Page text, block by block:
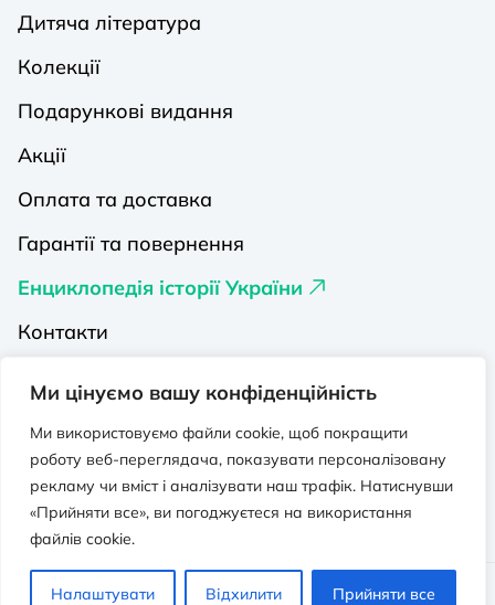
Ми цінуємо вашу конфіденційність
Ми використовуємо файли cookie, щоб покращити
роботу веб-переглядача, показувати персоналізовану
рекламу чи вміст і аналізувати наш трафік. Натиснувши
«Прийняти все», ви погоджуєтеся на використання
файлів cookie.
Налаштувати Відхилити Прийняти все
Дитяча література
Колекції
Подарункові видання
Акції
Оплата та доставка
Гарантії та повернення
Енциклопедія історії України
Контакти
Видавництва на Порталі
Політика конфіденційності
Публічна оферта
Видавничо-освітній проєкт “Портал”.